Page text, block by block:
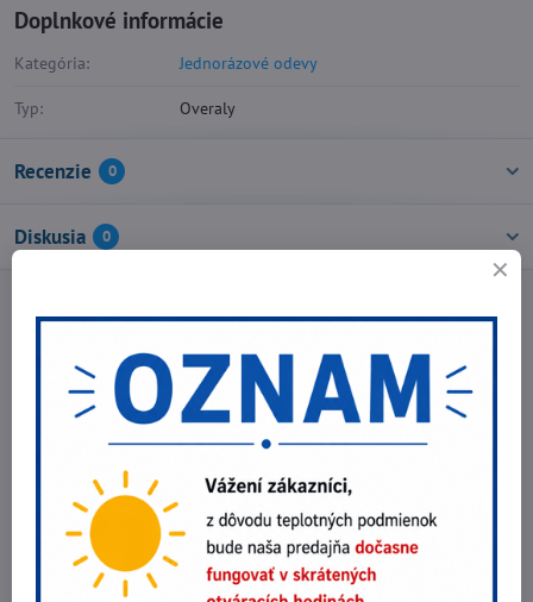
Doplnkové informácie
Kategória: Jednorázové odevy
Typ: Overaly
Recenzie 0
Diskusia 0
FacebookTwitterBlueskyPinterestReddit LinkedInWhatsApp
E-
Predchádzajúci produkt Nasledujúci produkt
Najpredávanejšie produkty v tejto
kategórii
Návleky na obuv Deltaplus DT301 DELTACHEM
6,15 €